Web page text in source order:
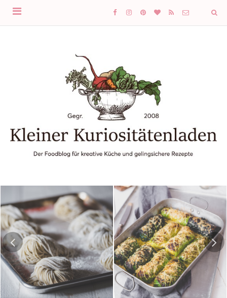
Hausgemachte Ramen-
Nudeln
Risotto-Wirsing-Rouladen